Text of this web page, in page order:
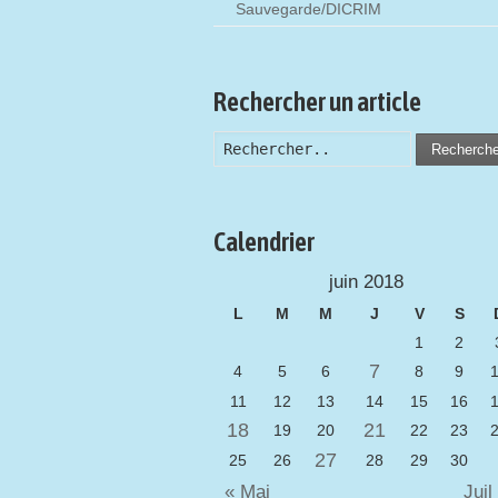
Sauvegarde/DICRIM
Rechercher un article
Calendrier
juin 2018
L M M J V S
1
2
4
5 6 7 8 9
11
12 13 14 15 16
18 19 20 21 22 23
25
26 27 28 29 30
« Mai Juil